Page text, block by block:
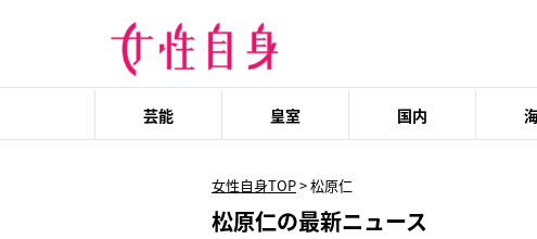
芸能 皇室 国内
女性自身TOP>松原仁
松原仁の最新ニュース